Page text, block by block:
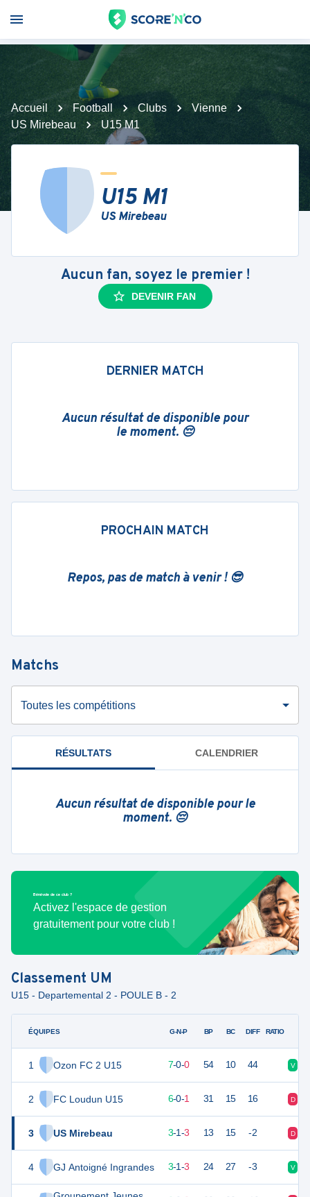
Accueil Football Clubs
Vienne
US Mirebeau
U15 M1
U15 M1
US Mirebeau
Aucun fan, soyez le premier !
DEVENIR FAN
DERNIER MATCH
Aucun résultat de disponible pour
le moment. 😔
PROCHAIN MATCH
Repos, pas de match à venir ! 😎
Matchs
Toutes les compétitions
RÉSULTATS CALENDRIER
Aucun résultat de disponible pour le
moment. 😔
Bénévole de ce club ?
Activez l'espace de gestion
gratuitement pour votre club !
Classement UM
U15 - Departemental 2 - POULE B - 2
ÉQUIPES
1 Ozon FC 2 U15
2 FC Loudun U15
3 US Mirebeau
4 GJ Antoigné Ingrandes
G-N-P BP BC DIFF RATIO
21 7-0-0 54 10 44 V
18 6-0-1 31 15 16 D
3-1-3 13 15 -2 D
10 7 3-1-3 24 27 -3 V